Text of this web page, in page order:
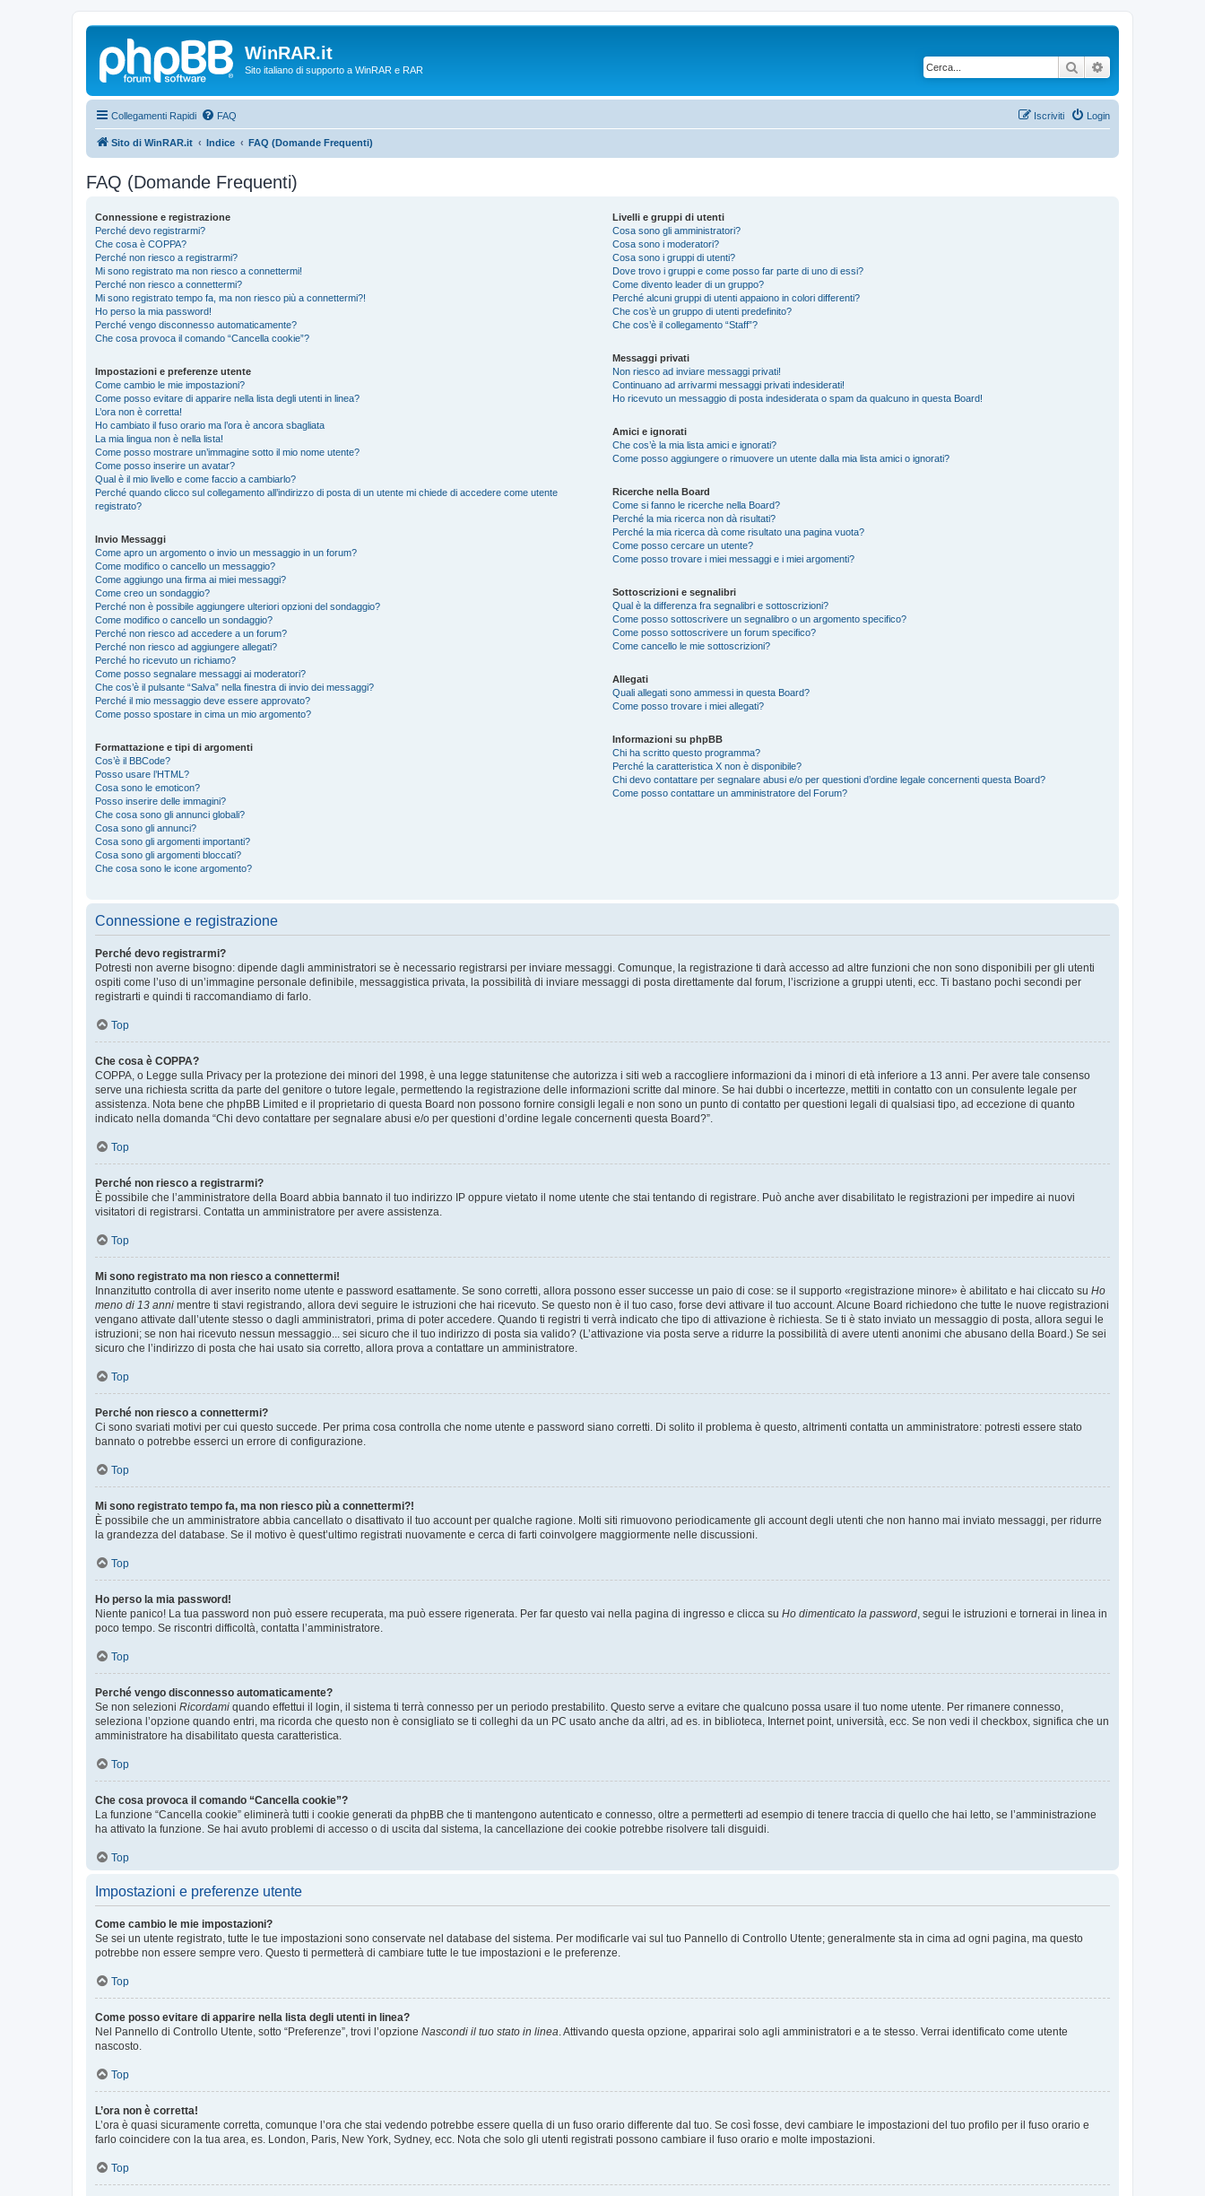
WinRAR.it
Sito italiano di supporto a WinRAR e RAR Cerca
Collegamenti Rapidi FAQ Login
Iscriviti
Sito di WinRAR.it Indice FAQ (Domande Frequenti)
FAQ (Domande Frequenti)
Connessione e registrazione
Perché devo registrarmi?
Che cosa è COPPA?
Perché non riesco a registrarmi?
Mi sono registrato ma non riesco a connettermi!
Perché non riesco a connettermi?
Mi sono registrato tempo fa, ma non riesco più a connettermi?!
Ho perso la mia password!
Perché vengo disconnesso automaticamente?
Che cosa provoca il comando “Cancella cookie”?
Impostazioni e preferenze utente
Come cambio le mie impostazioni?
Come posso evitare di apparire nella lista degli utenti in linea?
L’ora non è corretta!
Ho cambiato il fuso orario ma l’ora è ancora sbagliata
La mia lingua non è nella lista!
Come posso mostrare un’immagine sotto il mio nome utente?
Come posso inserire un avatar?
Qual è il mio livello e come faccio a cambiarlo?
Perché quando clicco sul collegamento all’indirizzo di posta di un utente mi chiede di accedere come utente
registrato?
Invio Messaggi
Come apro un argomento o invio un messaggio in un forum?
Come modifico o cancello un messaggio?
Come aggiungo una firma ai miei messaggi?
Come creo un sondaggio?
Perché non è possibile aggiungere ulteriori opzioni del sondaggio?
Come modifico o cancello un sondaggio?
Perché non riesco ad accedere a un forum?
Perché non riesco ad aggiungere allegati?
Perché ho ricevuto un richiamo?
Come posso segnalare messaggi ai moderatori?
Che cos’è il pulsante “Salva” nella finestra di invio dei messaggi?
Perché il mio messaggio deve essere approvato?
Come posso spostare in cima un mio argomento?
Formattazione e tipi di argomenti
Cos’è il BBCode?
Posso usare l’HTML?
Cosa sono le emoticon?
Posso inserire delle immagini?
Che cosa sono gli annunci globali?
Cosa sono gli annunci?
Cosa sono gli argomenti importanti?
Cosa sono gli argomenti bloccati?
Che cosa sono le icone argomento?
Livelli e gruppi di utenti
Cosa sono gli amministratori?
Cosa sono i moderatori?
Cosa sono i gruppi di utenti?
Dove trovo i gruppi e come posso far parte di uno di essi?
Come divento leader di un gruppo?
Perché alcuni gruppi di utenti appaiono in colori differenti?
Che cos’è un gruppo di utenti predefinito?
Che cos’è il collegamento “Staff”?
Messaggi privati
Non riesco ad inviare messaggi privati!
Continuano ad arrivarmi messaggi privati indesiderati!
Ho ricevuto un messaggio di posta indesiderata o spam da qualcuno in questa Board!
Amici e ignorati
Che cos’è la mia lista amici e ignorati?
Come posso aggiungere o rimuovere un utente dalla mia lista amici o ignorati?
Ricerche nella Board
Come si fanno le ricerche nella Board?
Perché la mia ricerca non dà risultati?
Perché la mia ricerca dà come risultato una pagina vuota?
Come posso cercare un utente?
Come posso trovare i miei messaggi e i miei argomenti?
Sottoscrizioni e segnalibri
Qual è la differenza fra segnalibri e sottoscrizioni?
Come posso sottoscrivere un segnalibro o un argomento specifico?
Come posso sottoscrivere un forum specifico?
Come cancello le mie sottoscrizioni?
Allegati
Quali allegati sono ammessi in questa Board?
Come posso trovare i miei allegati?
Informazioni su phpBB
Chi ha scritto questo programma?
Perché la caratteristica X non è disponibile?
Chi devo contattare per segnalare abusi e/o per questioni d’ordine legale concernenti questa Board?
Come posso contattare un amministratore del Forum?
Connessione e registrazione
Perché devo registrarmi?
Potresti non averne bisogno: dipende dagli amministratori se è necessario registrarsi per inviare messaggi. Comunque, la registrazione ti darà accesso ad altre funzioni che non sono disponibili per gli utenti
ospiti come l’uso di un’immagine personale definibile, messaggistica privata, la possibilità di inviare messaggi di posta direttamente dal forum, l’iscrizione a gruppi utenti, ecc. Ti bastano pochi secondi per
registrarti e quindi ti raccomandiamo di farlo.
Top
Che cosa è COPPA?
COPPA, o Legge sulla Privacy per la protezione dei minori del 1998, è una legge statunitense che autorizza i siti web a raccogliere informazioni da i minori di età inferiore a 13 anni. Per avere tale consenso
serve una richiesta scritta da parte del genitore o tutore legale, permettendo la registrazione delle informazioni scritte dal minore. Se hai dubbi o incertezze, mettiti in contatto con un consulente legale per
assistenza. Nota bene che phpBB Limited e il proprietario di questa Board non possono fornire consigli legali e non sono un punto di contatto per questioni legali di qualsiasi tipo, ad eccezione di quanto
indicato nella domanda “Chi devo contattare per segnalare abusi e/o per questioni d’ordine legale concernenti questa Board?”.
Top
Perché non riesco a registrarmi?
È possibile che l’amministratore della Board abbia bannato il tuo indirizzo IP oppure vietato il nome utente che stai tentando di registrare. Può anche aver disabilitato le registrazioni per impedire ai nuovi
visitatori di registrarsi. Contatta un amministratore per avere assistenza.
Top
Mi sono registrato ma non riesco a connettermi!
Innanzitutto controlla di aver inserito nome utente e password esattamente. Se sono corretti, allora possono esser successe un paio di cose: se il supporto «registrazione minore» è abilitato e hai cliccato su Ho
meno di 13 anni mentre ti stavi registrando, allora devi seguire le istruzioni che hai ricevuto. Se questo non è il tuo caso, forse devi attivare il tuo account. Alcune Board richiedono che tutte le nuove registrazioni
vengano attivate dall’utente stesso o dagli amministratori, prima di poter accedere. Quando ti registri ti verrà indicato che tipo di attivazione è richiesta. Se ti è stato inviato un messaggio di posta, allora segui le
istruzioni; se non hai ricevuto nessun messaggio... sei sicuro che il tuo indirizzo di posta sia valido? (L’attivazione via posta serve a ridurre la possibilità di avere utenti anonimi che abusano della Board.) Se sei
sicuro che l’indirizzo di posta che hai usato sia corretto, allora prova a contattare un amministratore.
Top
Perché non riesco a connettermi?
Ci sono svariati motivi per cui questo succede. Per prima cosa controlla che nome utente e password siano corretti. Di solito il problema è questo, altrimenti contatta un amministratore: potresti essere stato
bannato o potrebbe esserci un errore di configurazione.
Top
Mi sono registrato tempo fa, ma non riesco più a connettermi?!
È possibile che un amministratore abbia cancellato o disattivato il tuo account per qualche ragione. Molti siti rimuovono periodicamente gli account degli utenti che non hanno mai inviato messaggi, per ridurre
la grandezza del database. Se il motivo è quest’ultimo registrati nuovamente e cerca di farti coinvolgere maggiormente nelle discussioni.
Top
Ho perso la mia password!
Niente panico! La tua password non può essere recuperata, ma può essere rigenerata. Per far questo vai nella pagina di ingresso e clicca su Ho dimenticato la password , segui le istruzioni e tornerai in linea in
poco tempo. Se riscontri difficoltà, contatta l’amministratore.
Top
Perché vengo disconnesso automaticamente?
Se non selezioni Ricordami quando effettui il login, il sistema ti terrà connesso per un periodo prestabilito. Questo serve a evitare che qualcuno possa usare il tuo nome utente. Per rimanere connesso,
seleziona l’opzione quando entri, ma ricorda che questo non è consigliato se ti colleghi da un PC usato anche da altri, ad es. in biblioteca, Internet point, università, ecc. Se non vedi il checkbox, significa che un
amministratore ha disabilitato questa caratteristica.
Top
Che cosa provoca il comando “Cancella cookie”?
La funzione “Cancella cookie” eliminerà tutti i cookie generati da phpBB che ti mantengono autenticato e connesso, oltre a permetterti ad esempio di tenere traccia di quello che hai letto, se l’amministrazione
ha attivato la funzione. Se hai avuto problemi di accesso o di uscita dal sistema, la cancellazione dei cookie potrebbe risolvere tali disguidi.
Top
Impostazioni e preferenze utente
Come cambio le mie impostazioni?
Se sei un utente registrato, tutte le tue impostazioni sono conservate nel database del sistema. Per modificarle vai sul tuo Pannello di Controllo Utente; generalmente sta in cima ad ogni pagina, ma questo
potrebbe non essere sempre vero. Questo ti permetterà di cambiare tutte le tue impostazioni e le preferenze.
Top
Come posso evitare di apparire nella lista degli utenti in linea?
Nel Pannello di Controllo Utente, sotto “Preferenze”, trovi l’opzione Nascondi il tuo stato in linea . Attivando questa opzione, apparirai solo agli amministratori e a te stesso. Verrai identificato come utente
nascosto.
Top
L’ora non è corretta!
L’ora è quasi sicuramente corretta, comunque l’ora che stai vedendo potrebbe essere quella di un fuso orario differente dal tuo. Se così fosse, devi cambiare le impostazioni del tuo profilo per il fuso orario e
farlo coincidere con la tua area, es. London, Paris, New York, Sydney, ecc. Nota che solo gli utenti registrati possono cambiare il fuso orario e molte impostazioni.
Top